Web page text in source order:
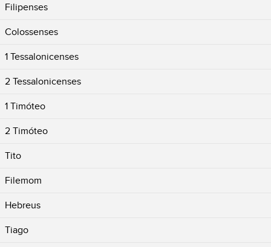
Filipenses
Colossenses
1 Tessalonicenses
2 Tessalonicenses
1 Timóteo
2 Timóteo
Tito
Filemom
Hebreus
Tiago